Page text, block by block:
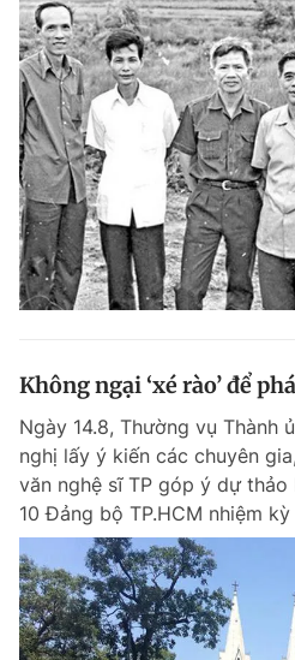
Không ngại ‘xé rào’ để
Ngày 14.8, Thường vụ Thành
nghị lấy ý kiến các chuyên
văn nghệ sĩ TP góp ý dự
10 Đảng bộ TP.HCM nhiệm